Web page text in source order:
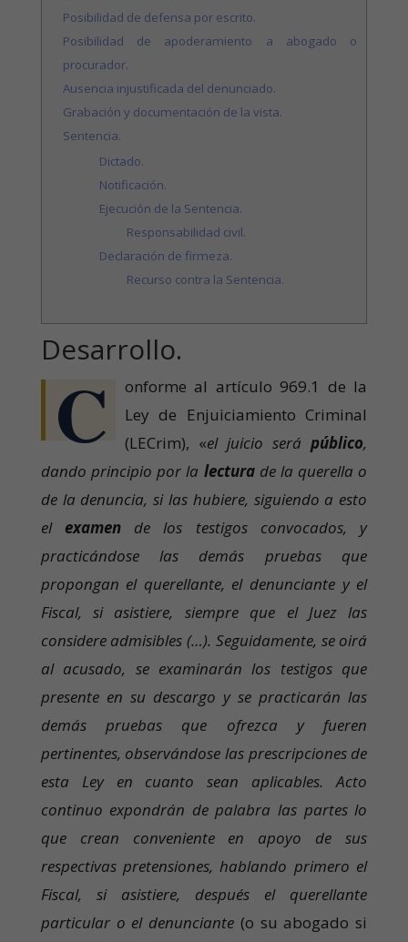
Posibilidad de defensa por escrito.
Posibilidad de apoderamiento a abogado o
procurador.
Ausencia injustificada del denunciado.
Grabación y documentación de la vista.
Sentencia.
Dictado.
Notificación.
Ejecución de la Sentencia.
Responsabilidad civil.
Declaración de firmeza.
Recurso contra la Sentencia.
Desarrollo.
C
onforme al artículo 969.1 de la
Ley de Enjuiciamiento Criminal
(LECrim), «el juicio serápúblico,
dando principio por la lecturade la querella o
de la denuncia, si las hubiere, siguiendo a esto
el examen de los testigos convocados, y
practicándose las demás pruebas que
propongan el querellante, el denunciante y el
Fiscal, si asistiere, siempre que el Juez las
considere admisibles (…). Seguidamente, se oirá
al acusado, se examinarán los testigos que
presente en su descargo y se practicarán las
demás pruebas que ofrezca y fueren
pertinentes, observándose las prescripciones de
esta Ley en cuanto sean aplicables. Acto
continuo expondrán de palabra las partes lo
que crean conveniente en apoyo de sus
respectivas pretensiones, hablando primero el
Fiscal, si asistiere, después el querellante
particular o el denunciante (o su abogado si